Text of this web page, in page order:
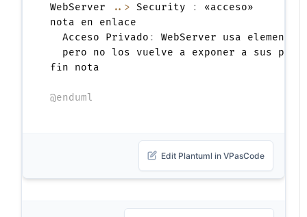
WebServer ..> Security :
«acceso»
nota en enlace
  Acceso Privado
:
WebServer usa
pero no los vuelve a exponer a sus
fin nota
@enduml
Edit Plantuml in VPasCode